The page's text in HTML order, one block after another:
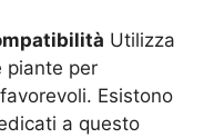
Utilizza
piante per
Esistono
a questo